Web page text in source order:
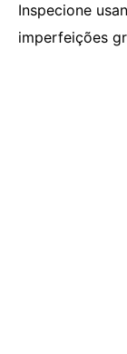
Inspecione
imperfeições